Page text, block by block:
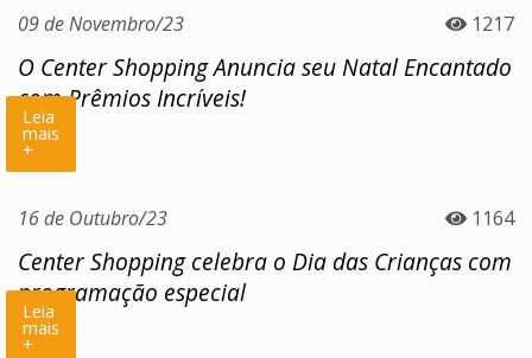
09 de Novembro/23 1217
O Center Shopping Anuncia seu Natal Encantado
com Prêmios Incríveis!
Leia
mais
+
16 de Outubro/23 1164
Center Shopping celebra o Dia das Crianças com
programação especial
Leia
mais
+